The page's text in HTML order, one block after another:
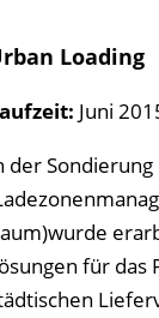
Loading
Juni
der
für das